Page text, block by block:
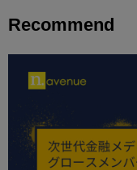
Recommend